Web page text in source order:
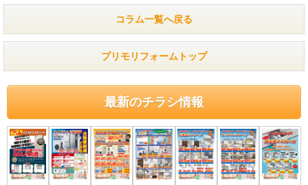
コラム一覧へ戻る
プリモリフォームトップ
最新のチラシ情報